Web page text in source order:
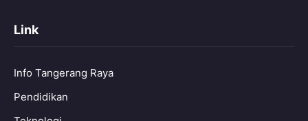
Link
Info Tangerang Raya
Pendidikan